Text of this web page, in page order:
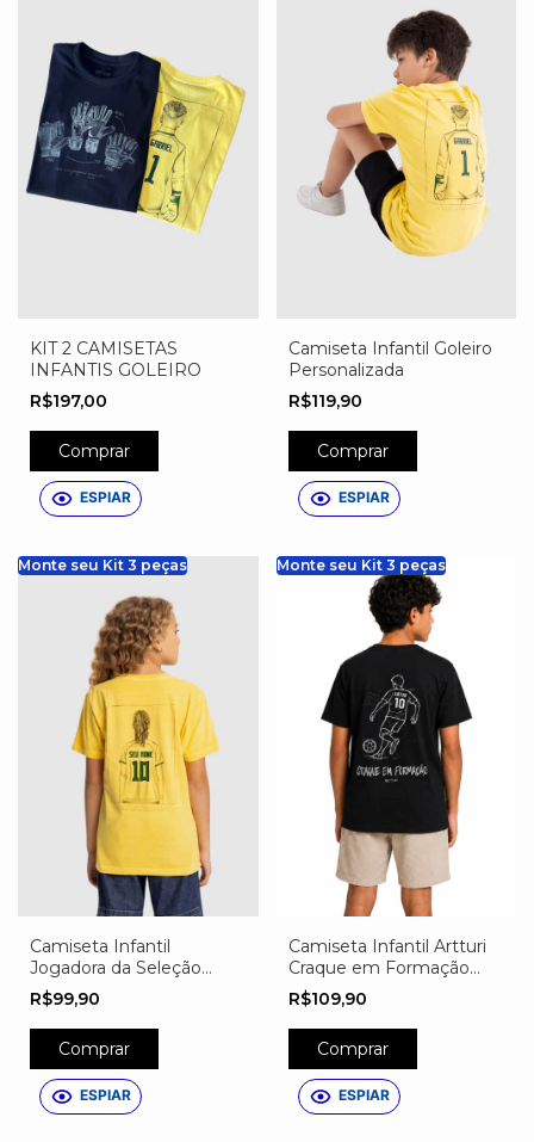
KIT 2 CAMISETAS
INFANTIS GOLEIRO
R$197,00
Comprar
ESPIAR
Camiseta Infantil Goleiro
Personalizada
R$119,90
Comprar
ESPIAR
Monte seu Kit 3 peças
Camiseta Infantil
Jogadora da Seleção
Personalizada
R$99,90
Comprar
ESPIAR
Monte seu Kit 3 peças
Camiseta Infantil Artturi
Craque em Formação
Personalizável
R$109,90
Comprar
ESPIAR